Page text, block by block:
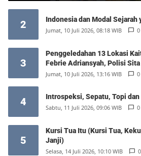
2 Indonesia dan Modal Sejarah
Jumat, 10 Juli 2026, 08:18 WIB 0
3
Penggeledahan 13 Lokasi
Febrie Adriansyah, Polisi
Emas
Jumat, 10 Juli 2026, 13:16 WIB 0
4 Introspeksi, Sepatu, Topi
Sabtu, 11 Juli 2026, 09:06 WIB 0
5
Kursi Tua Itu (Kursi Tua,
Janji)
Selasa, 14 Juli 2026, 10:10 WIB 0